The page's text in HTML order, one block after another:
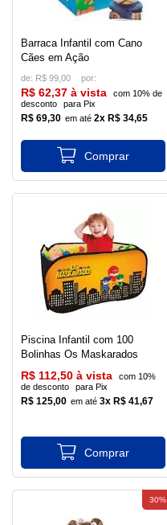
Barraca Infantil com Cano
Cães em Ação
de: R$ 99,00
R$ 69,30 2x R$ 34,65
R$ 62,37 à vista
com 10% de
desconto
para Pix
Piscina Infantil com 100
Bolinhas Os Maskarados
R$ 125,00 3x R$ 41,67
R$ 112,50 à vista
com 10%
de desconto
para Pix
30%